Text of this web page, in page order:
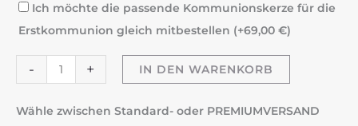
Ich möchte die passende Kommunionskerze für die
Erstkommunion gleich mitbestellen (+69,00 €)
-
Taufkerze
Lebensbaum
"Magnolie
+ IN DEN WARENKORB
Wähle zwischen Standard- oder PREMIUMVERSAND